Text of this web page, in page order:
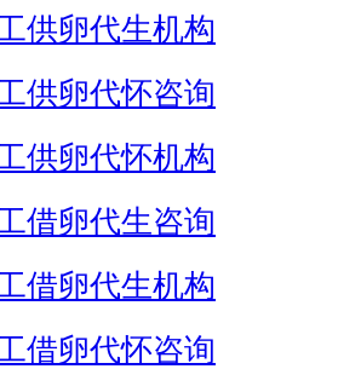
供卵代生机构
供卵代怀咨询
供卵代怀机构
借卵代生咨询
借卵代生机构
借卵代怀咨询